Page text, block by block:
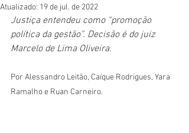
Atualizado: 19 de jul. de 2022
Justiça entendeu como “promoção
política da gestão”. Decisão é do juiz
Marcelo de Lima Oliveira.
Por Alessandro Leitão, Caíque Rodrigues, Yara
Ramalho e Ruan Carneiro.